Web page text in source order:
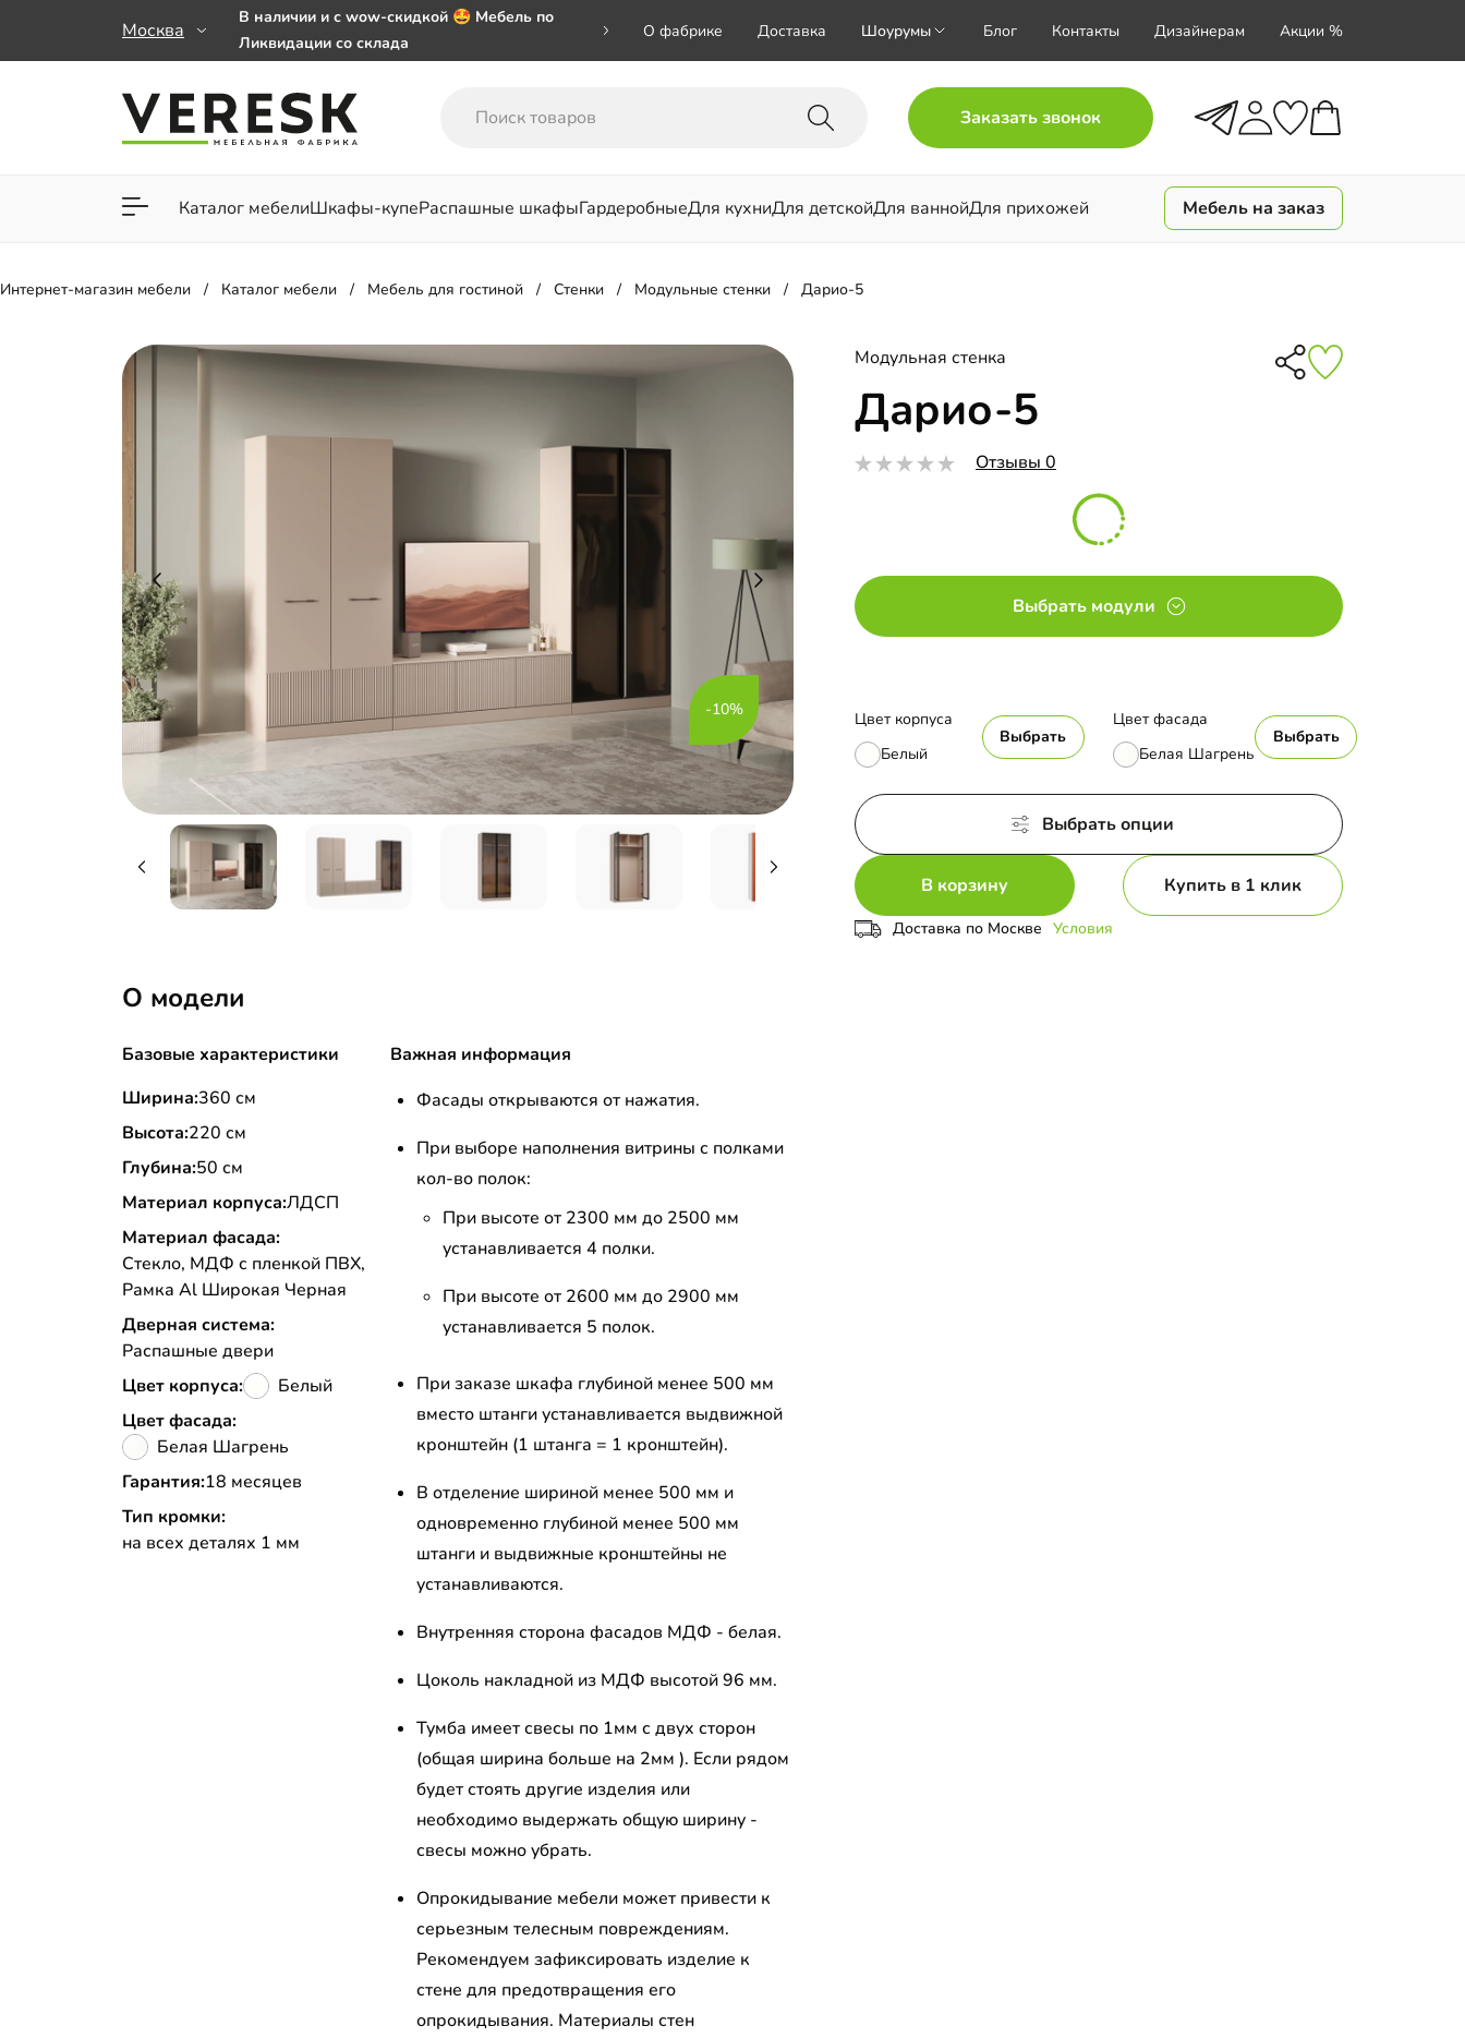
Москва
В наличии и с wow-скидкой 🤩 Мебель по
Ликвидации со склада
заказе от 50 000 ₽
Важно! Наш Whatsapp переехал на номер
О фабрике Доставка Шоурумы Блог Контакты Дизайнерам Акции %
Заказать звонок
Каталог мебелиШкафы-купеРаспашные шкафыГардеробныеДля кухниДля детскойДля ваннойДля прихожей
Для гостиной
Мебель на заказ
Интернет-магазин мебели Каталог мебели Мебель для гостиной Стенки Модульные стенки Дарио-5
-10%
Модульная стенка
Дарио-5
Отзывы 0
Выбрать модули
Цвет корпуса
Белый
Выбрать
Цвет фасада
Белая Шагрень
Выбрать
Выбрать опции
В корзину Купить в 1 клик
Доставка по Москве Условия
О модели
Базовые характеристики
Ширина:360 см
Высота:220 см
Глубина:50 см
Материал корпуса:ЛДСП
Материал фасада:
Стекло, МДФ с пленкой ПВХ,
Рамка Al Широкая Черная
Дверная система:
Распашные двери
Цвет корпуса:
Белый
Цвет фасада:
Белая Шагрень
Гарантия:18 месяцев
Тип кромки:
на всех деталях 1 мм
Важная информация
Фасады открываются от нажатия.
При выборе наполнения витрины с полками
кол-во полок:
При высоте от 2300 мм до 2500 мм
устанавливается 4 полки.
При высоте от 2600 мм до 2900 мм
устанавливается 5 полок.
При заказе шкафа глубиной менее 500 мм
вместо штанги устанавливается выдвижной
кронштейн (1 штанга = 1 кронштейн).
В отделение шириной менее 500 мм и
одновременно глубиной менее 500 мм
штанги и выдвижные кронштейны не
устанавливаются.
Внутренняя сторона фасадов МДФ - белая.
Цоколь накладной из МДФ высотой 96 мм.
Тумба имеет свесы по 1мм с двух сторон
(общая ширина больше на 2мм ). Если рядом
будет стоять другие изделия или
необходимо выдержать общую ширину -
свесы можно убрать.
Опрокидывание мебели может привести к
серьезным телесным повреждениям.
Рекомендуем зафиксировать изделие к
стене для предотвращения его
опрокидывания. Материалы стен